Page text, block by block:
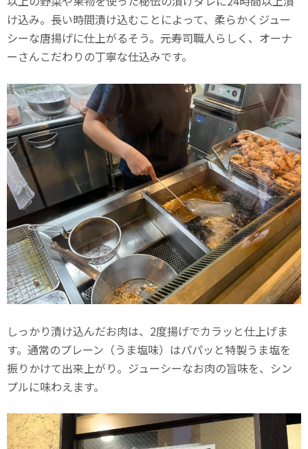
け込み。長い時間漬け込むことによって、柔らかくジュー
シーな唐揚げに仕上がるそう。元寿司職人らしく、オーナ
ーさんこだわりの丁寧な仕込みです。
しっかり漬け込んだお肉は、2度揚げでカラッと仕上げま
す。通常のプレーン（うま塩味）はパパッと特製うま塩を
振りかけて出来上がり。ジューシーなお肉の旨味を、シン
プルに味わえます。